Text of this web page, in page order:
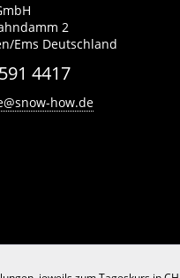
2
Ems Deutschland
4417
how.de